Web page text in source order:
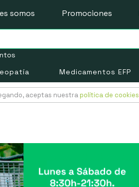
somos Promociones
Medicamentos EFP
aceptas nuestra política de cookies